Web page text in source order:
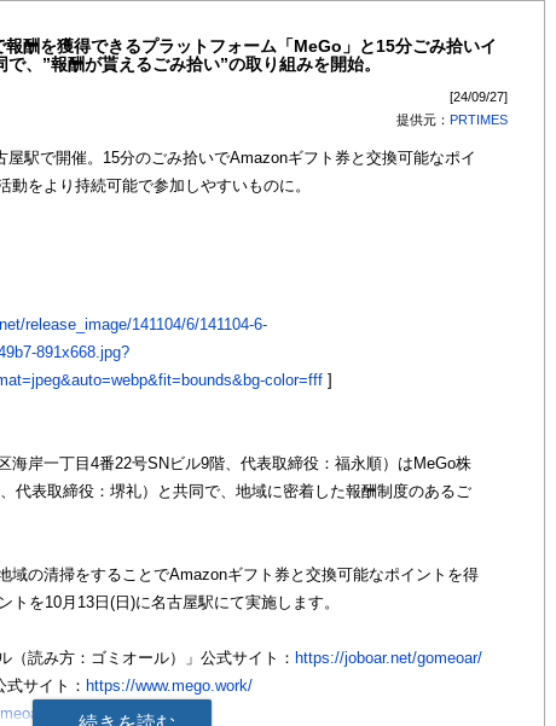
報酬を獲得できるプラットフォーム「MeGo」と15分ごみ拾いイ
、”報酬が貰えるごみ拾い”の取り組みを開始。
[24/09/27]
提供元： PRTIMES
屋駅で開催。15分のごみ拾いでAmazonギフト券と交換可能なポイ
動をより持続可能で参加しやすいものに。
release_image/141104/6/141104-6-
891x668.jpg?
color=fff ]
海岸一丁目4番22号SNビル9階、代表取締役：福永順）はMeGo株
代表取締役：堺礼）と共同で、地域に密着した報酬制度のあるご
域の清掃をすることでAmazonギフト券と交換可能なポイントを得
トを10月13日(日)に名古屋駅にて実施します。
（読み方：ゴミオール）」公式サイト： https://joboar.net/gomeoar/
式サイト： https://www.mego.work/